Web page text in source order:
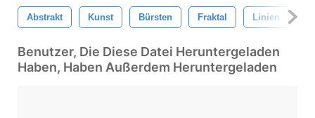
Abstrakt Kunst Bürsten Fraktal Linien
Benutzer, Die Diese Datei Heruntergeladen
Haben, Haben Außerdem Heruntergeladen